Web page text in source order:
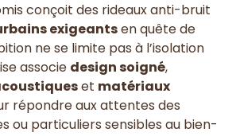
conçoit des rideaux anti-bruit
exigeantsen quête de
ne se limite pas à l’isolation
associe design soigné,
et matériaux
répondre aux attentes des
ou particuliers sensibles au bien-